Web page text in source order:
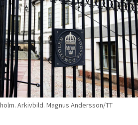
Arkivbild. Magnus Andersson/TT